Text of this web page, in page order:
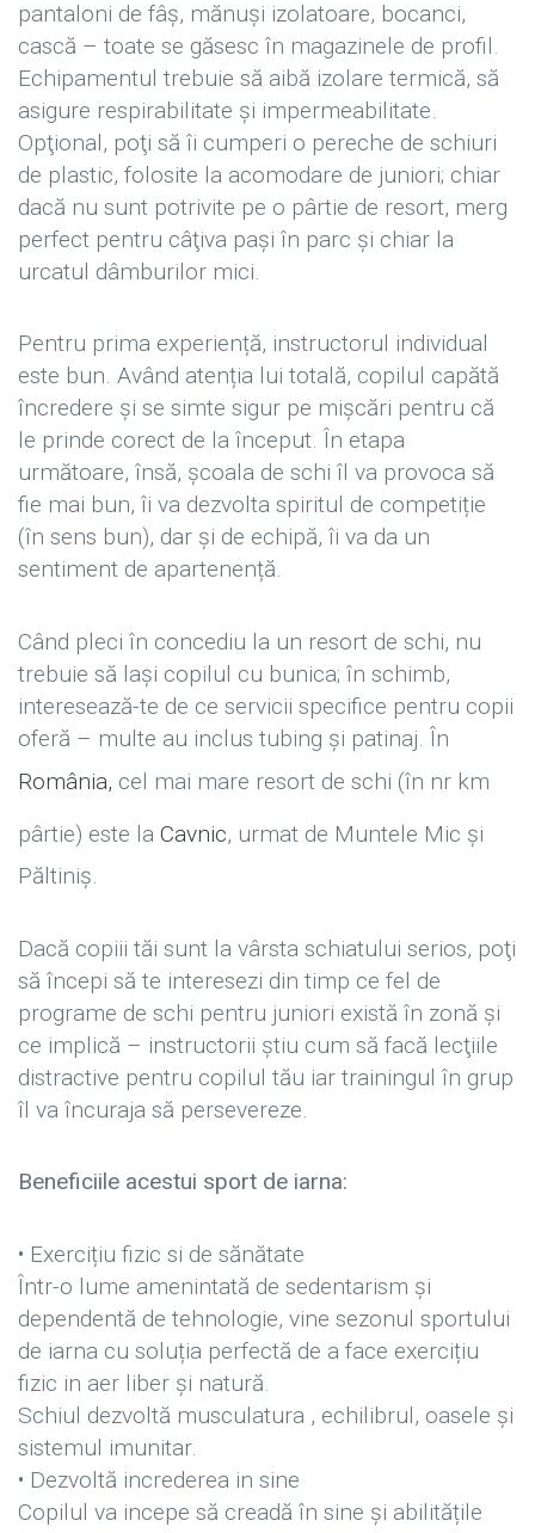
pantaloni de fâş, mănuşi izolatoare, bocanci,
cască – toate se găsesc în magazinele de profil.
Echipamentul trebuie să aibă izolare termică, să
asigure respirabilitate şi impermeabilitate.
Opţional, poţi să îi cumperi o pereche de schiuri
de plastic, folosite la acomodare de juniori; chiar
dacă nu sunt potrivite pe o pârtie de resort, merg
perfect pentru câţiva paşi în parc şi chiar la
urcatul dâmburilor mici.
Pentru prima experiență, instructorul individual
este bun. Având atenția lui totală, copilul capătă
încredere și se simte sigur pe mișcări pentru că
le prinde corect de la început. În etapa
următoare, însă, școala de schi îl va provoca să
fie mai bun, îi va dezvolta spiritul de competiție
(în sens bun), dar și de echipă, îi va da un
sentiment de apartenență.
Când pleci în concediu la un resort de schi, nu
trebuie să laşi copilul cu bunica; în schimb,
interesează-te de ce servicii specifice pentru copii
oferă – multe au inclus tubing şi patinaj. În
România, cel mai mare resort de schi (în nr km
pârtie) este la Cavnic, urmat de Muntele Mic şi
Păltiniş.
Dacă copiii tăi sunt la vârsta schiatului serios, poţi
să începi să te interesezi din timp ce fel de
programe de schi pentru juniori există în zonă şi
ce implică – instructorii ştiu cum să facă lecţiile
distractive pentru copilul tău iar trainingul în grup
îl va încuraja să persevereze.
Beneficiile acestui sport de iarna:
• Exercițiu fizic si de sănătate
Într-o lume amenintată de sedentarism și
dependentă de tehnologie, vine sezonul sportului
de iarna cu soluția perfectă de a face exercițiu
fizic in aer liber și natură.
Schiul dezvoltă musculatura , echilibrul, oasele și
sistemul imunitar.
• Dezvoltă increderea in sine
Copilul va incepe să creadă în sine și abilitățile